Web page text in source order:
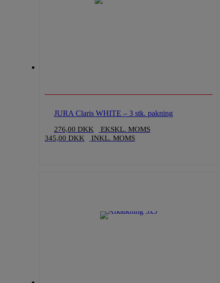
JURA Claris WHITE – 3 stk. pakning
276,00DKK
EKSKL. MOMS
345,00DKK INKL. MOMS